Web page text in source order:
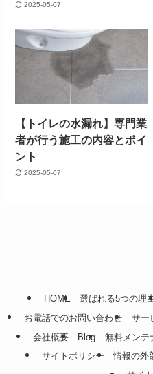
2025-05-07
【トイレの水漏れ】専門業
者が行う施工の内容とポイ
ント
2025-05-07
HOME 選ばれる5つの理
お電話でのお問い合わせ
サー
会社概要
Blog 無料メンテ
サイトポリシー
情報の外